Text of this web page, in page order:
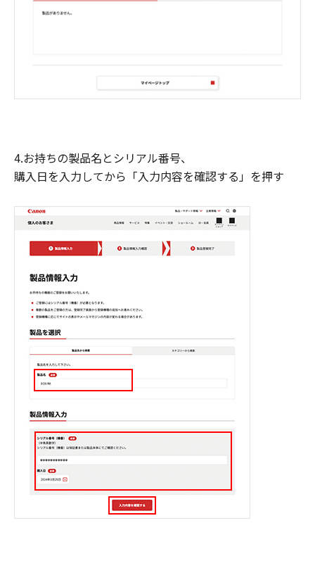
4.お持ちの製品名とシリアル番号、
購入日を入力してから「入力内容を確認する」を押す